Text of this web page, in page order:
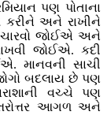
પણ પોતાના
અને રાખીને
જોઈએ અને
જોઈએ. કદી
માનવની સાચી
બદલાય છે પણ
વચ્ચે પણ
આગળ અને